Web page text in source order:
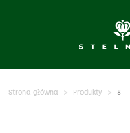
Strona główna Produkty 8